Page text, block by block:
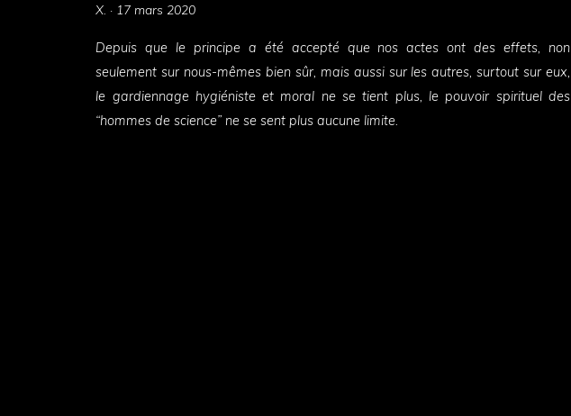
X. · Posted
17 mars 2020
Depuis que le principe a été accepté que nos actes ont des effets, non
seulement sur nous-mêmes bien sûr, mais aussi sur les autres, surtout sur eux,
le gardiennage hygiéniste et moral ne se tient plus, le pouvoir spirituel des
“hommes de science” ne se sent plus aucune limite.